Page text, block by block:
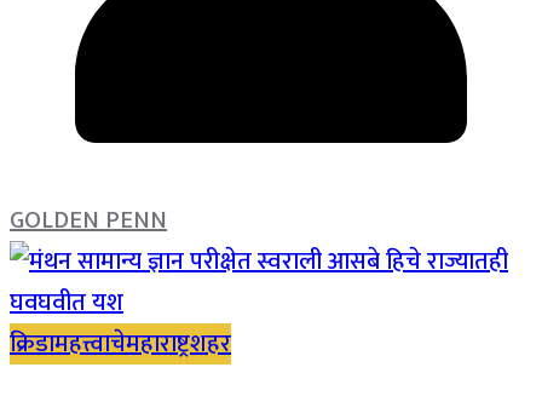
GOLDEN PENN
क्रिडामहत्त्वाचेमहाराष्ट्रशहर